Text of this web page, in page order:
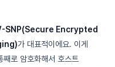
SNP(Secure Encrypted
가 대표적이에요. 이게
로 암호화해서 호스트